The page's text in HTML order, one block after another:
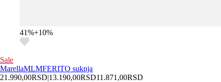
41%+10%
Sale
MarellaMLMFERITO suknja
21.990,00RSD|13.190,00RSD11.871,00RSD